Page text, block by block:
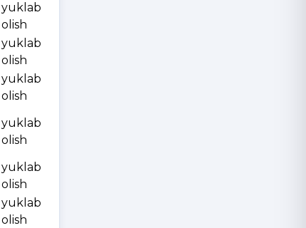
yuklab
olish
yuklab
olish
yuklab
olish
yuklab
olish
yuklab
olish
yuklab
olish